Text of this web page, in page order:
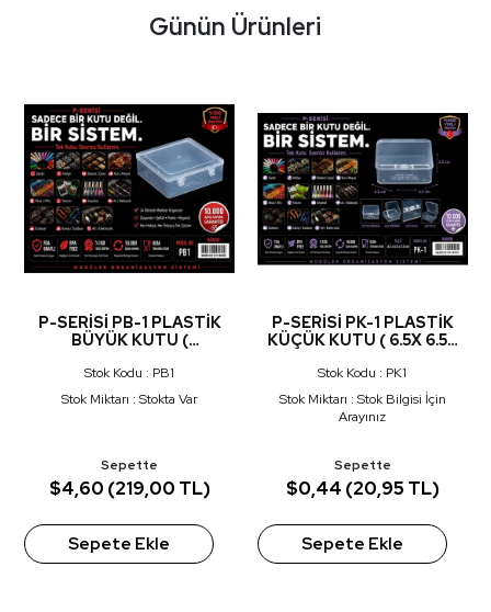
Günün Ürünleri
P-SERİSİ PB-1 PLASTİK
BÜYÜK KUTU (
Stok Kodu : PB1
Stok Miktarı : Stokta Var
Sepette
$4,60 (219,00 TL)
Sepete Ekle
P-SERİSİ PK-1 PLASTİK
KÜÇÜK KUTU ( 6.5X 6.5X
Stok Kodu : PK1
Stok Miktarı : Stok Bilgisi İçin
Arayınız
Sepette
$0,44 (20,95 TL)
Sepete Ekle